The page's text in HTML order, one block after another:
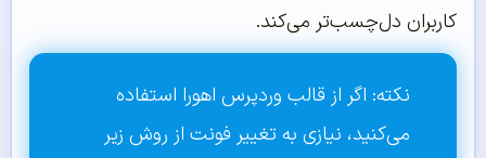
کاربران دل‌چسب‌تر می‌کند.
نکته: اگر از قالب وردپرس اهورا استفاده
می‌کنید، نیازی به تغییر فونت از روش زیر